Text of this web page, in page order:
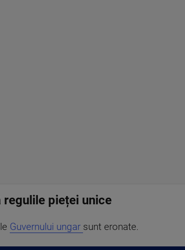
regulile pieței unice
Guvernului ungar sunt eronate.